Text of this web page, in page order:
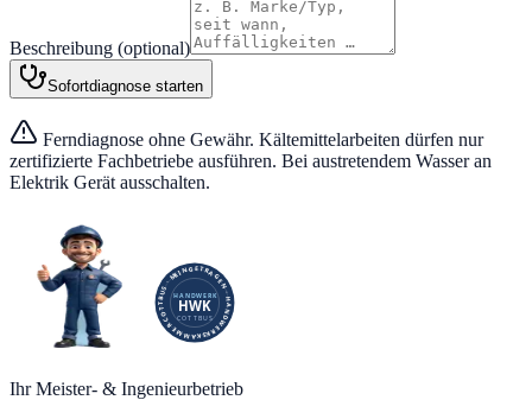
Beschreibung (optional)
Sofortdiagnose starten
Ferndiagnose ohne Gewähr. Kältemittelarbeiten dürfen nur
zertifizierte Fachbetriebe ausführen. Bei austretendem Wasser an
Elektrik Gerät ausschalten.
Ihr Meister- & Ingenieurbetrieb